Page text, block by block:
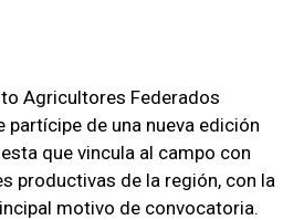
Agricultores Federados
partícipe de una nueva edición
que vincula al campo con
productivas de la región, con la
motivo de convocatoria.